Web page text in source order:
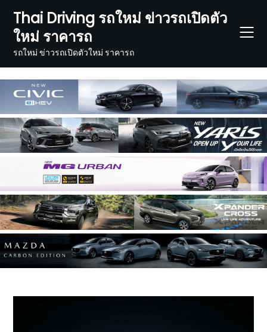
content
Thai Driving รถใหม่ ข่าวรถเปิดตัว
ใหม่ ราคารถ
รถใหม่ ข่าวรถเปิดตัวใหม่ ราคารถ